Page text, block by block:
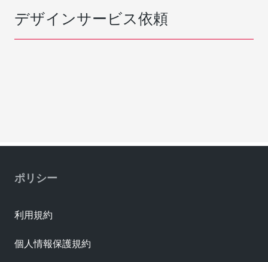
デザインサービス依頼
ポリシー
利用規約
個人情報保護規約